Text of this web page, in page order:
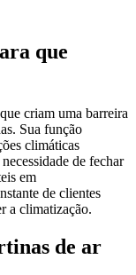
que
criam uma barreira
Sua função
climáticas
de fechar
em
de clientes
a climatização.
de ar